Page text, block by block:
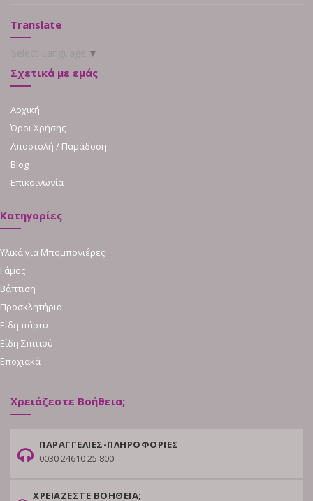
Translate
▼
Σχετικά με εμάς
Αρχική
Όροι Χρήσης
Αποστολή / Παράδοση
Blog
Επικοινωνία
Κατηγορίες
Υλικά για Μπομπονιέρες
Γάμος
Βάπτιση
Προσκλητήρια
Είδη πάρτυ
Είδη Σπιτιού
Εποχιακά
Χρειάζεστε Βοήθεια;
ΠΑΡΑΓΓΕΛΙΕΣ-ΠΛΗΡΟΦΟΡΙΕΣ
0030 24610 25 800
ΧΡΕΙΑΖΕΣΤΕ ΒΟΗΘΕΙΑ;